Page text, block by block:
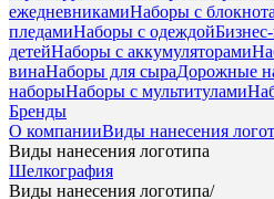
ежедневникамиНаборы с
пледамиНаборы с одеждой
детейНаборы с аккумуляторами
винаНаборы для сыраДорожные
наборыНаборы с мультитулами
Бренды
О компанииВиды нанесения
Виды нанесения логотипа
Шелкография
Виды нанесения логотипа/